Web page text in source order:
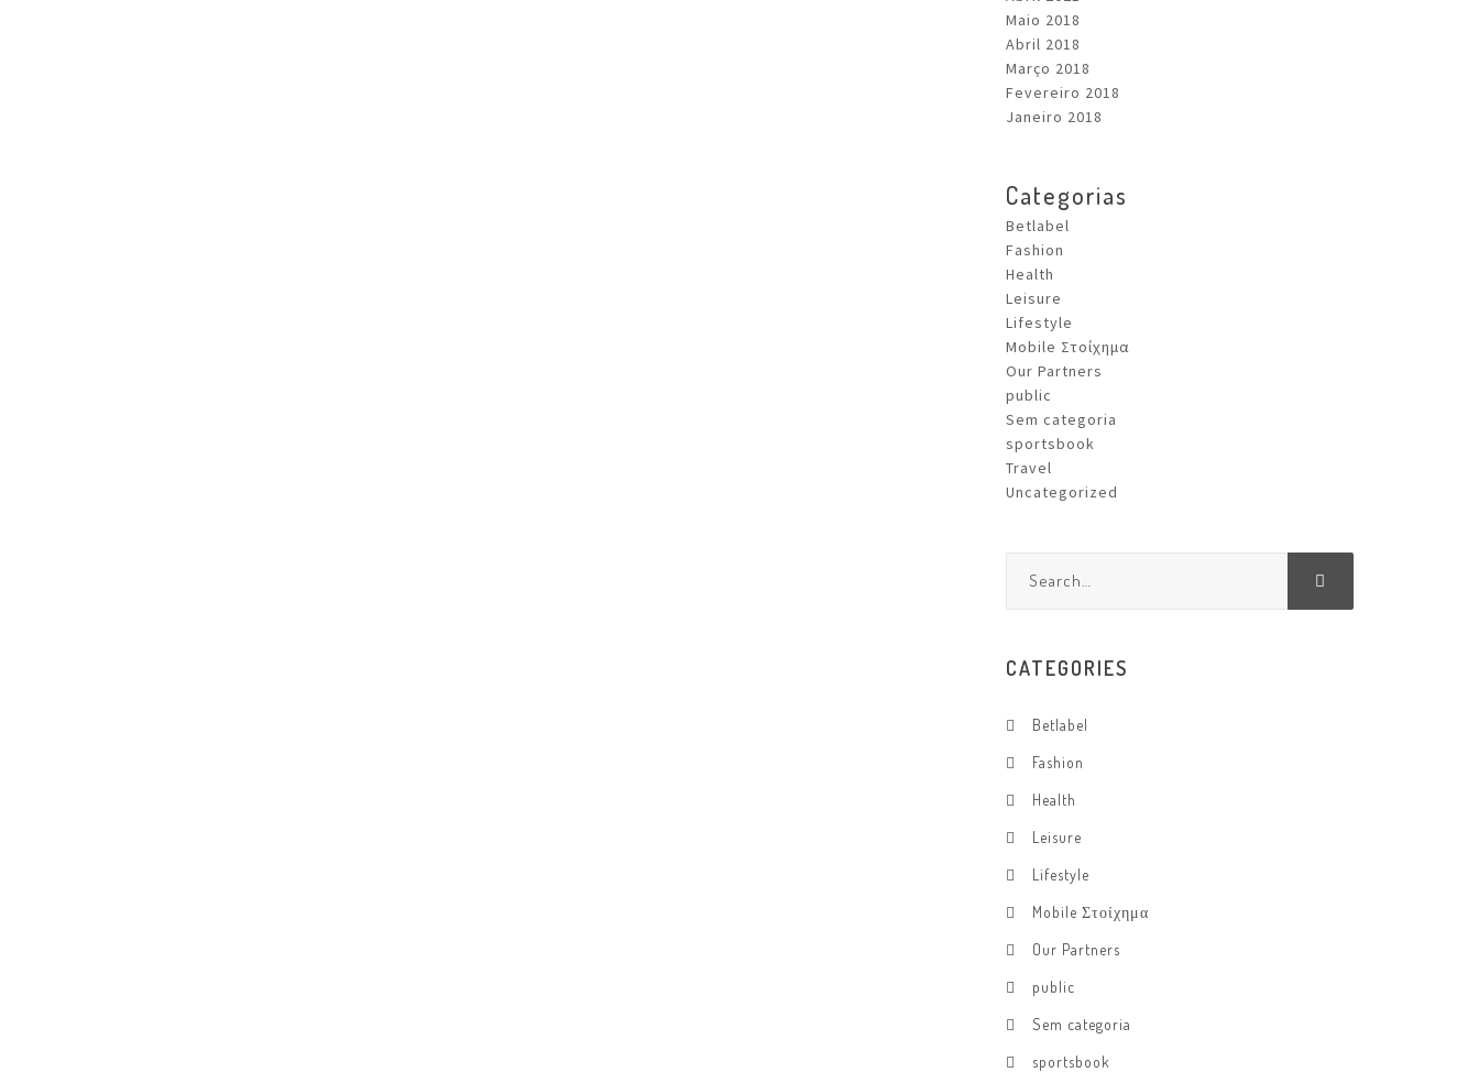
Maio 2018
Abril 2018
Março 2018
Fevereiro 2018
Janeiro 2018
Categorias
Betlabel
Fashion
Health
Leisure
Lifestyle
Mobile Στοίχημα
Our Partners
public
Sem categoria
sportsbook
Travel
Uncategorized
CATEGORIES
Betlabel
Fashion
Health
Leisure
Lifestyle
Mobile Στοίχημα
Our Partners
public
Sem categoria
sportsbook